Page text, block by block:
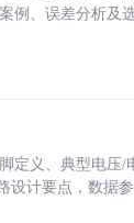
例、误差分析及
定义、典型电压
计要点，数据